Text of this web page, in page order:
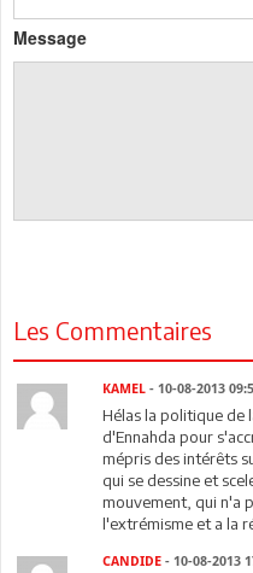
Message
Les Commentaires
KAMEL - 10-08-2013
Hélas la politique
d'Ennahda pour
mépris des intérêts
qui se dessine et
mouvement, qui n'a
l'extrémisme et a la
CANDIDE - 10-08-2013